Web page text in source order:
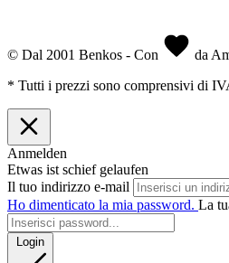
© Dal 2001 Benkos - Con
da
* Tutti i prezzi sono comprensivi di
Anmelden
Etwas ist schief gelaufen
Il tuo indirizzo e-mail
Ho dimenticato la mia password. La
Login